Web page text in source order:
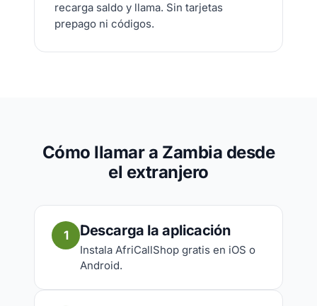
recarga saldo y llama. Sin tarjetas
prepago ni códigos.
Cómo llamar a Zambia desde
el extranjero
1 Descarga la aplicación
Instala AfriCallShop gratis en iOS o
Android.